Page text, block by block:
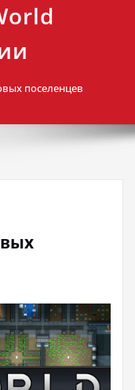
поселенцев